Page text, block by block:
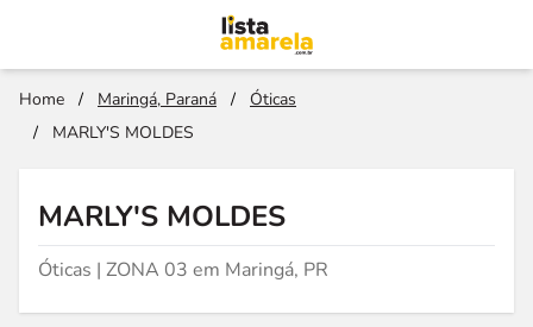
Home / Maringá, Paraná /
Óticas
/
MARLY'S MOLDES
MARLY'S MOLDES
Óticas | ZONA 03 em Maringá, PR